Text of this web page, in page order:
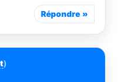
Répondre
)